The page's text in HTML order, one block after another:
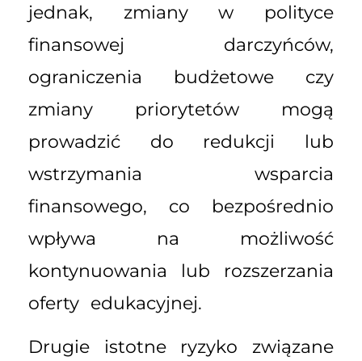
jednak, zmiany w polityce
finansowej darczyńców,
ograniczenia budżetowe czy
zmiany priorytetów mogą
prowadzić do redukcji lub
wstrzymania wsparcia
finansowego, co bezpośrednio
wpływa na możliwość
kontynuowania lub rozszerzania
oferty edukacyjnej.
Drugie istotne ryzyko związane